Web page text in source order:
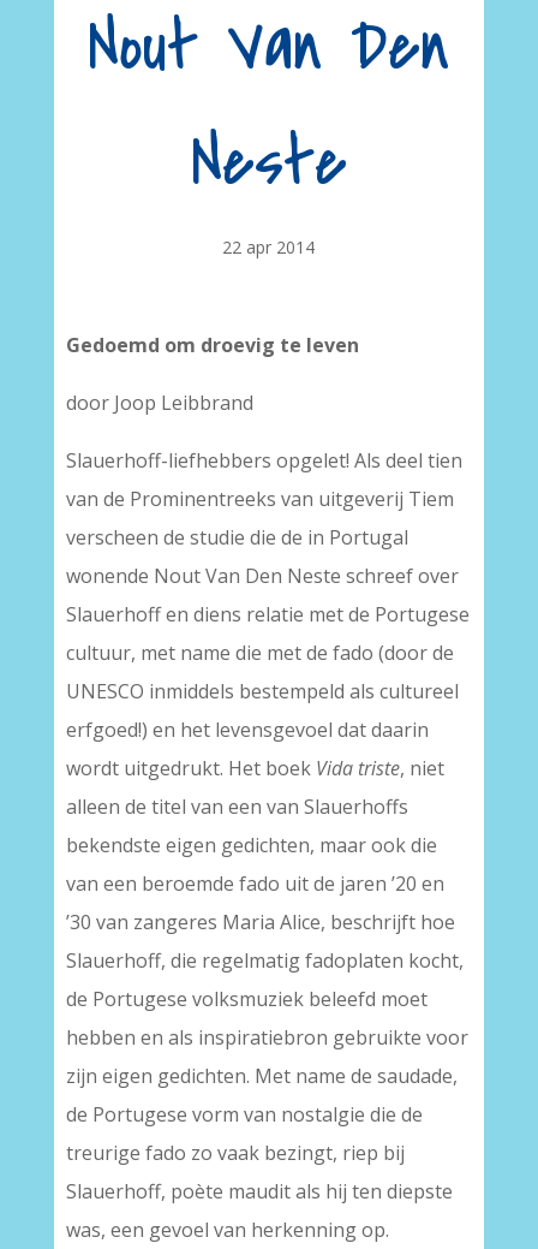
Nout Van Den
Neste
22 apr 2014
Gedoemd om droevig te leven
door Joop Leibbrand
Slauerhoff-liefhebbers opgelet! Als deel tien
van de Prominentreeks van uitgeverij Tiem
verscheen de studie die de in Portugal
wonende Nout Van Den Neste schreef over
Slauerhoff en diens relatie met de Portugese
cultuur, met name die met de fado (door de
UNESCO inmiddels bestempeld als cultureel
erfgoed!) en het levensgevoel dat daarin
wordt uitgedrukt. Het boekVida triste, niet
alleen de titel van een van Slauerhoffs
bekendste eigen gedichten, maar ook die
van een beroemde fado uit de jaren ’20 en
’30 van zangeres Maria Alice, beschrijft hoe
Slauerhoff, die regelmatig fadoplaten kocht,
de Portugese volksmuziek beleefd moet
hebben en als inspiratiebron gebruikte voor
zijn eigen gedichten. Met name de saudade,
de Portugese vorm van nostalgie die de
treurige fado zo vaak bezingt, riep bij
Slauerhoff, poète maudit als hij ten diepste
was, een gevoel van herkenning op.